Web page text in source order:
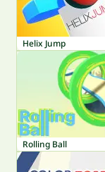
Helix Jump
Rolling Ball